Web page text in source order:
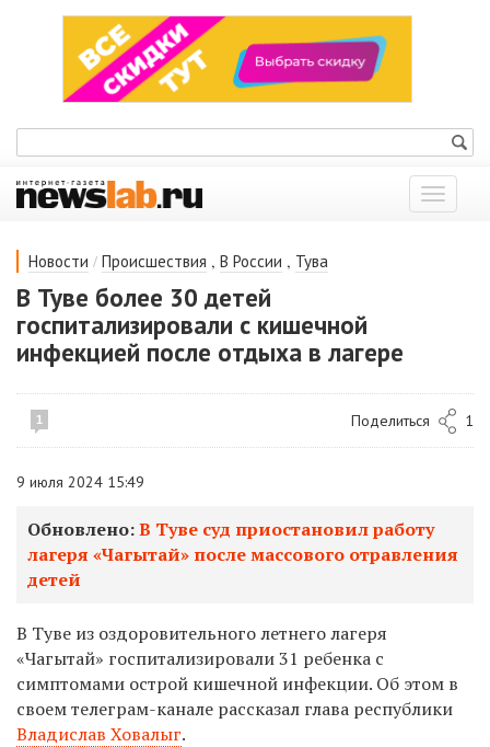
Показать
меню
Новости / Происшествия , В России , Тува
В Туве более 30 детей
госпитализировали с кишечной
инфекцией после отдыха в лагере
1 Поделиться 1
9 июля 2024 15:49
Обновлено:В Туве суд приостановил работу
лагеря «Чагытай» после массового отравления
детей
В Туве из оздоровительного летнего лагеря
«Чагытай» госпитализировали 31 ребенка с
симптомами острой кишечной инфекции. Об этом в
своем телеграм-канале рассказал глава республики
Владислав Ховалыг.